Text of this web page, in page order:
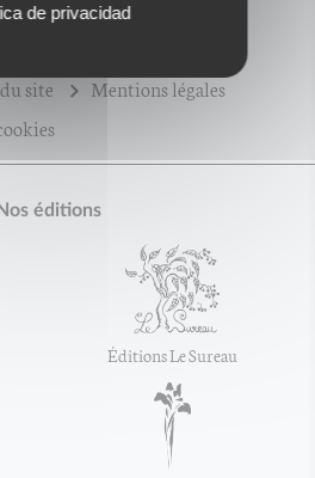
site
Mentions légales
Nos éditions
Éditions Le Sureau
de privacidad